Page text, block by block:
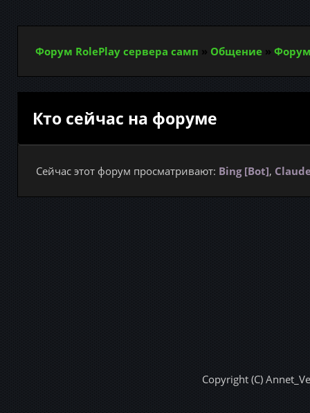
Форум RolePlay сервера самп » Общение »
Кто сейчас на форуме
Сейчас этот форум просматривают: Bing [Bot],
Copyright (C)